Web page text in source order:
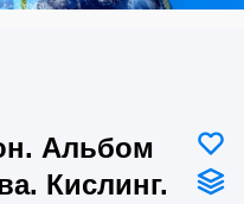
Альбом
Кислинг.